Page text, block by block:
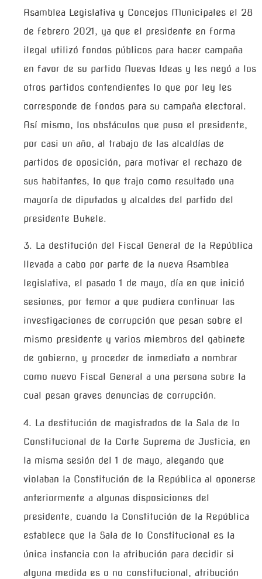
Asamblea Legislativa y Concejos Municipales el 28
de febrero 2021, ya que el presidente en forma
ilegal utilizó fondos públicos para hacer campaña
en favor de su partido Nuevas Ideas y les negó a los
otros partidos contendientes lo que por ley les
corresponde de fondos para su campaña electoral.
Así mismo, los obstáculos que puso el presidente,
por casi un año, al trabajo de las alcaldías de
partidos de oposición, para motivar el rechazo de
sus habitantes, lo que trajo como resultado una
mayoría de diputados y alcaldes del partido del
presidente Bukele.
3. La destitución del Fiscal General de la República
llevada a cabo por parte de la nueva Asamblea
legislativa, el pasado 1 de mayo, día en que inició
sesiones, por temor a que pudiera continuar las
investigaciones de corrupción que pesan sobre el
mismo presidente y varios miembros del gabinete
de gobierno, y proceder de inmediato a nombrar
como nuevo Fiscal General a una persona sobre la
cual pesan graves denuncias de corrupción.
4. La destitución de magistrados de la Sala de lo
Constitucional de la Corte Suprema de Justicia, en
la misma sesión del 1 de mayo, alegando que
violaban la Constitución de la República al oponerse
anteriormente a algunas disposiciones del
presidente, cuando la Constitución de la República
establece que la Sala de lo Constitucional es la
única instancia con la atribución para decidir si
alguna medida es o no constitucional, atribución